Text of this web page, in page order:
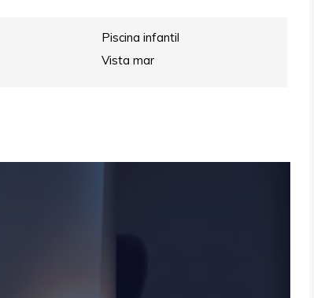
Piscina infantil
Vista mar